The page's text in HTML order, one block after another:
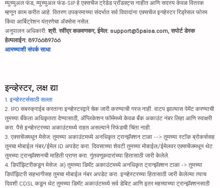
म्युच्युअल फंड, म्युच्युअल फंड-SIP हे एक्सचेंज ट्रेडेड प्रॉडक्ट्स नाहीत आणि सदस्य केवळ वितरक
म्हणून काम करीत आहे. वितरण उपक्रमाच्या संदर्भात सर्व विवादांना एक्सचेंज इन्व्हेस्टर रिड्रेसल फोरम
किंवा आर्बिट्रेशन यंत्रणेचा ॲक्सेस नसेल.
अनुपालन अधिकारी: श्री. रवींद्र कळवणकर, ईमेल: support@5paisa.com, सपोर्ट डेस्क
हेल्पलाईन: 8976689766
आमच्याशी संपर्क साधा
इन्व्हेस्टर, लक्ष द्या
1. इन्व्हेस्टर्ससाठी सल्ला
2. IPO सबस्क्राईब करताना इन्व्हेस्टरद्वारे चेक जारी करण्याची गरज नाही. वाटप झाल्यास पेमेंट करण्याची
तुमच्या बँकेला अधिकृतता देण्यासाठी, ॲप्लिकेशन फॉर्ममध्ये केवळ बँक अकाउंट नंबर लिहा आणि स्वाक्षरी
करा. पैसे इन्व्हेस्टरच्या अकाउंटमध्ये राहत असल्याने रिफंडची चिंता नाही.
3. एक्सचेंजमधून मेसेज: तुमच्या अकाउंटमध्ये अनधिकृत ट्रान्झॅक्शन टाळा --> तुमच्या स्टॉक ब्रोकर्ससह
तुमचा मोबाईल नंबर/ईमेल ID अपडेट करा. दिवसाच्या शेवटी तुमच्या मोबाईल/ईमेलवर एक्सचेंजमधून थेट
तुमच्या ट्रान्झॅक्शनची माहिती प्राप्त करा. गुंतवणूकदारांच्या हितासाठी जारी केलेले.
4. डिपॉझिटरीकडून मेसेज: अ) तुमच्या डिमॅट अकाउंटमध्ये अनधिकृत ट्रान्झॅक्शन टाळा -> तुमच्या
डिपॉझिटरी सहभागीसह तुमचा मोबाईल नंबर अपडेट करा. इन्व्हेस्टरच्या हितासाठी जारी केलेल्या त्याच
दिवशी CDSL कडून थेट तुमच्या डिमॅट अकाउंटमध्ये सर्व डेबिट आणि इतर महत्त्वाच्या ट्रान्झॅक्शनसाठी